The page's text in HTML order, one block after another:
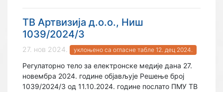
ТВ Артвизија д.о.о., Ниш
1039/2024/3
27. нов 2024. уклоњено са огласне табле 12. дец 2024.
Регулаторно тело за електронске медије дана 27.
новембра 2024. године објављује Решење број
1039/2024/3 од 11.10.2024. године послато ПМУ ТВ